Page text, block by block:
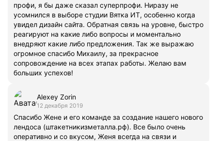
профи, я бы даже сказал суперпрофи. Ниразу не
усомнился в выборе студии Вятка ИТ, особенно когда
увидел дизайн сайта. Обратная связь на уровне, быстро
реагируют на какие либо вопросы и моментально
внедряют какие либо предложения. Так же выражаю
огромное спасибо Михаилу, за прекрасное
сопровождение на всех этапах работы. Желаю вам
больших успехов!
Alexey Zorin
12 декабря 2019
Спасибо Жене и его команде за создание нашего нового
лендоса (штакетникизметалла.рф). Все было очень
оперативно и со вкусом, Женя всегда на связи и